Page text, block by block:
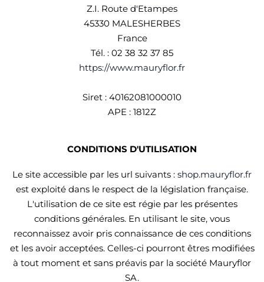
Z.I. Route d'Etampes
45330 MALESHERBES
France
Tél. : 02 38 32 37 85
https://www.mauryflor.fr
Siret : 40162081000010
APE : 1812Z
CONDITIONS D'UTILISATION
Le site accessible par les url suivants : shop.mauryflor.fr
est exploité dans le respect de la législation française.
L'utilisation de ce site est régie par les présentes
conditions générales. En utilisant le site, vous
reconnaissez avoir pris connaissance de ces conditions
et les avoir acceptées. Celles-ci pourront êtres modifiées
à tout moment et sans préavis par la société Mauryflor
SA.